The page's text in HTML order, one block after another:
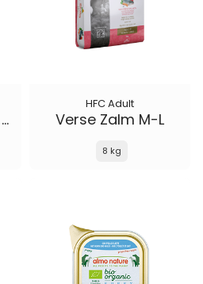
Vers Varkensvlees M-L
HFC Adult
Verse Zalm M-L
8 kg